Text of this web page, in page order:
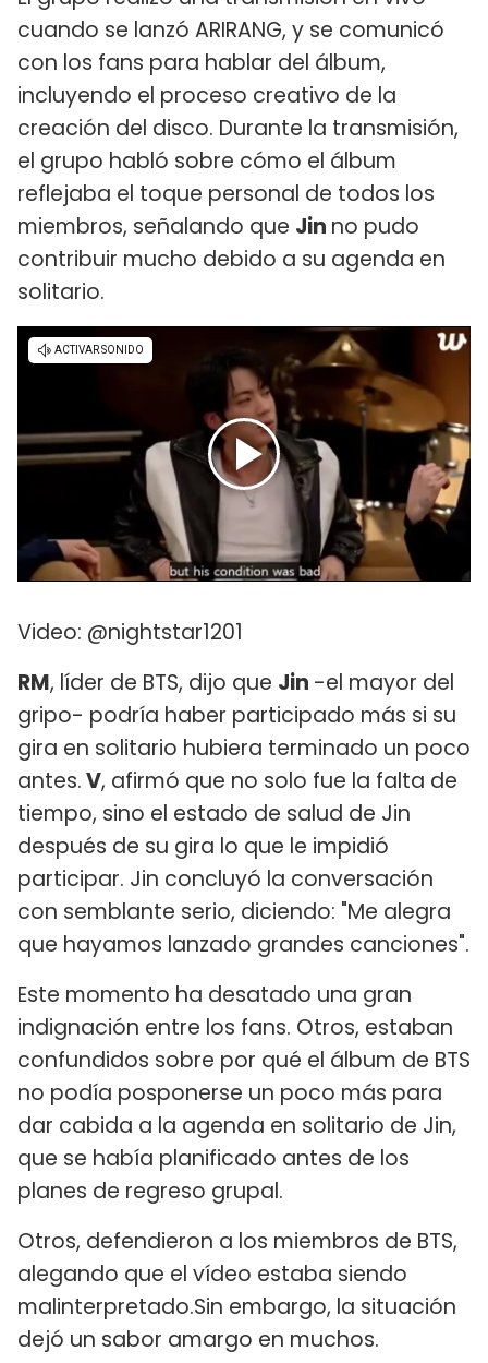
cuando se lanzó ARIRANG, y se comunicó
con los fans para hablar del álbum,
incluyendo el proceso creativo de la
creación del disco. Durante la transmisión,
el grupo habló sobre cómo el álbum
reflejaba el toque personal de todos los
miembros, señalando que Jin no pudo
contribuir mucho debido a su agenda en
solitario.
Video: @nightstar1201
RM, líder de BTS, dijo que Jin -el mayor del
gripo- podría haber participado más si su
gira en solitario hubiera terminado un poco
antes.V, afirmó que no solo fue la falta de
tiempo, sino el estado de salud de Jin
después de su gira lo que le impidió
participar. Jin concluyó la conversación
con semblante serio, diciendo: "Me alegra
que hayamos lanzado grandes canciones".
Este momento ha desatado una gran
indignación entre los fans. Otros, estaban
confundidos sobre por qué el álbum de BTS
no podía posponerse un poco más para
dar cabida a la agenda en solitario de Jin,
que se había planificado antes de los
planes de regreso grupal.
Otros, defendieron a los miembros de BTS,
alegando que el vídeo estaba siendo
malinterpretado.Sin embargo, la situación
dejó un sabor amargo en muchos.